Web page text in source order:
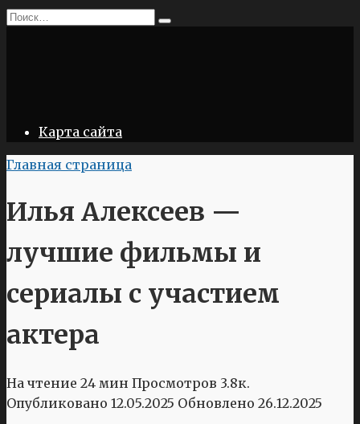
Перейти
Search
Карта сайта
Главная страница
Илья Алексеев —
лучшие фильмы и
сериалы с участием
актера
На чтение 24 мин Просмотров 3.8к.
Опубликовано 12.05.2025 Обновлено 26.12.2025